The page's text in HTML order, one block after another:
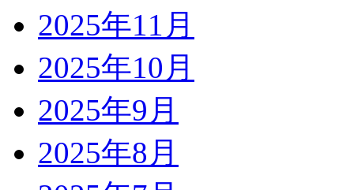
2025年11月
2025年10月
2025年9月
2025年8月